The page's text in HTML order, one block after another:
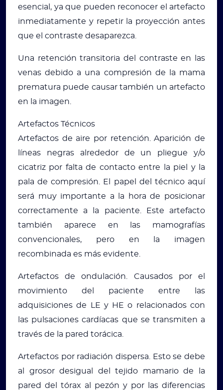
esencial, ya que pueden reconocer el artefacto
inmediatamente y repetir la proyección antes
que el contraste desaparezca.
Una retención transitoria del contraste en las
venas debido a una compresión de la mama
prematura puede causar también un artefacto
en la imagen.
Artefactos Técnicos
Artefactos de aire por retención. Aparición de
líneas negras alrededor de un pliegue y/o
cicatriz por falta de contacto entre la piel y la
pala de compresión. El papel del técnico aquí
será muy importante a la hora de posicionar
correctamente a la paciente. Este artefacto
también aparece en las mamografías
convencionales, pero en la imagen
recombinada es más evidente.
Artefactos de ondulación. Causados por el
movimiento del paciente entre las
adquisiciones de LE y HE o relacionados con
las pulsaciones cardíacas que se transmiten a
través de la pared torácica.
Artefactos por radiación dispersa. Esto se debe
al grosor desigual del tejido mamario de la
pared del tórax al pezón y por las diferencias